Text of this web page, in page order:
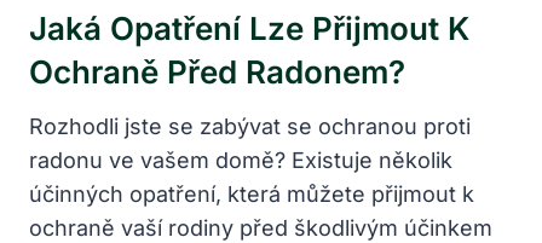
Jaká Opatření Lze Přijmout K
Ochraně Před Radonem?
Rozhodli jste se zabývat se ochranou proti
radonu ve vašem domě? Existuje několik
účinných opatření, která můžete přijmout k
ochraně vaší rodiny před škodlivým účinkem